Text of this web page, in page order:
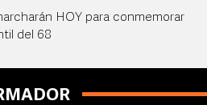
HOY para conmemorar
del 68